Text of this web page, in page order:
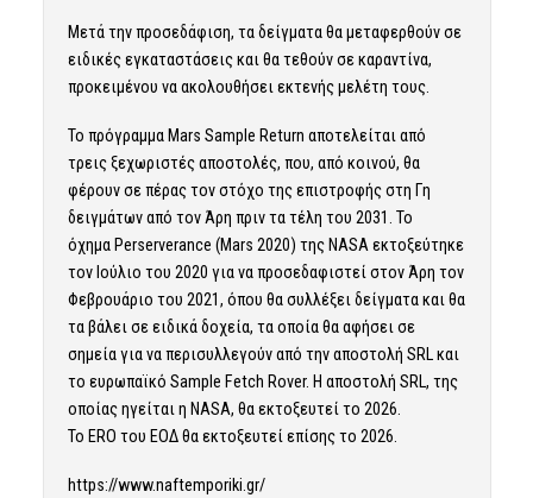
Μετά την προσεδάφιση, τα δείγματα θα μεταφερθούν σε
ειδικές εγκαταστάσεις και θα τεθούν σε καραντίνα,
προκειμένου να ακολουθήσει εκτενής μελέτη τους.
Το πρόγραμμα Mars Sample Return αποτελείται από
τρεις ξεχωριστές αποστολές, που, από κοινού, θα
φέρουν σε πέρας τον στόχο της επιστροφής στη Γη
δειγμάτων από τον Άρη πριν τα τέλη του 2031. Το
όχημα Perserverance (Mars 2020) της NASA εκτοξεύτηκε
τον Ιούλιο του 2020 για να προσεδαφιστεί στον Άρη τον
Φεβρουάριο του 2021, όπου θα συλλέξει δείγματα και θα
τα βάλει σε ειδικά δοχεία, τα οποία θα αφήσει σε
σημεία για να περισυλλεγούν από την αποστολή SRL και
το ευρωπαϊκό Sample Fetch Rover. H αποστολή SRL, της
οποίας ηγείται η NASA, θα εκτοξευτεί το 2026.
Το ERO του ΕΟΔ θα εκτοξευτεί επίσης το 2026.
https://www.naftemporiki.gr/